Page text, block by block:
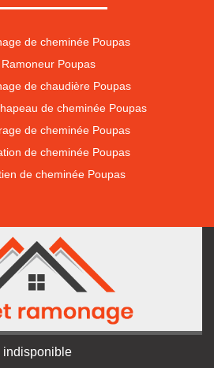
de cheminée Poupas
Ramoneur Poupas
de chaudière Poupas
de cheminée Poupas
de cheminée Poupas
de cheminée Poupas
de cheminée Poupas
indisponible